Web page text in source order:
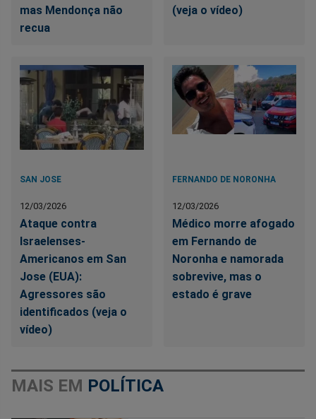
mas Mendonça não
recua
(veja o vídeo)
SAN JOSE
12/03/2026
Ataque contra
Israelenses-
Americanos em San
Jose (EUA):
Agressores são
identificados (veja o
vídeo)
FERNANDO DE NORONHA
12/03/2026
Médico morre afogado
em Fernando de
Noronha e namorada
sobrevive, mas o
estado é grave
MAIS EM POLÍTICA